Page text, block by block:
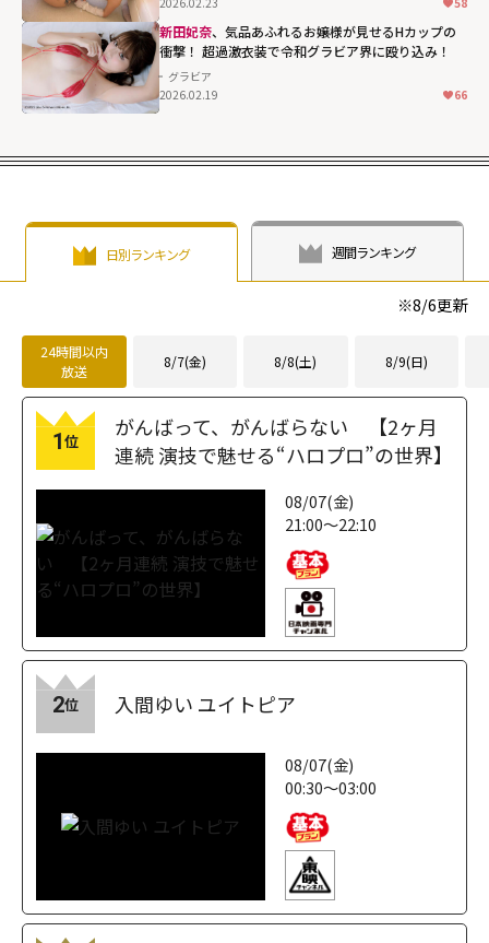
height="203"
loading="lazy"
fetchpriority="h
igh">
新田妃奈、気品あふれるお嬢様が見せるHカップの
衝撃！ 超過激衣装で令和グラビア界に殴り込み！
グラビア
2026.02.19
66
日別ランキング 週間ランキング
※8/6更新
24時間以内
放送
8/7(金) 8/8(土) 8/9(日)
1位
がんばって、がんばらない 【2ヶ月
連続 演技で魅せる“ハロプロ”の世界】
08/07(金)
21:00～22:10
2位 入間ゆい ユイトピア
08/07(金)
00:30～03:00